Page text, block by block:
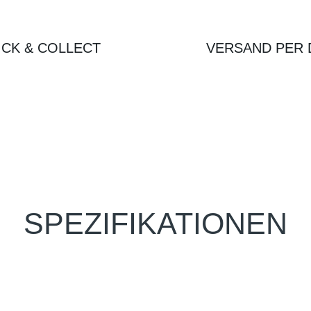
& COLLECT VERSAND PER
SPEZIFIKATIONEN